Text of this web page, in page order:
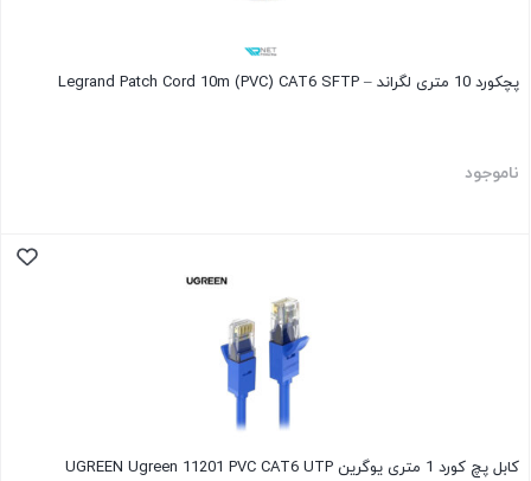
پچکورد 10 متری لگراند – Legrand Patch Cord 10m (PVC) CAT6 SFTP
ناموجود
کابل پچ کورد 1 متری یوگرین UGREEN Ugreen 11201 PVC CAT6 UTP